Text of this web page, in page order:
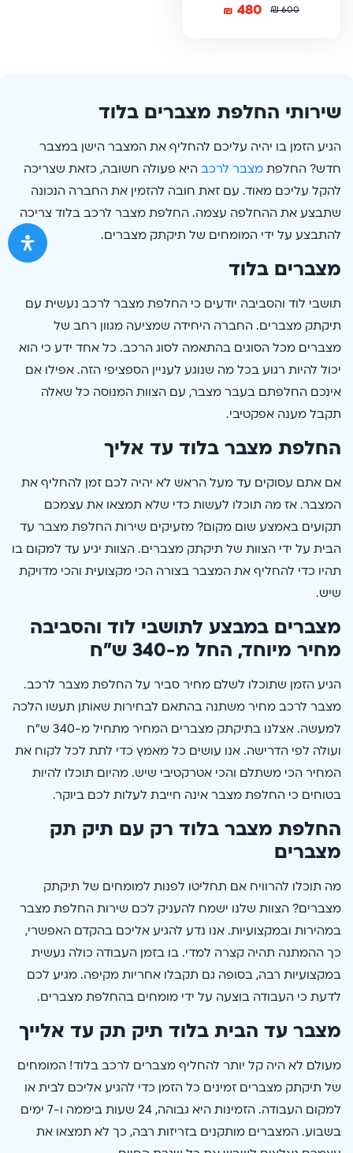
600
₪
480
₪
שירותי החלפת מצברים בלוד
הגיע הזמן בו יהיה עליכם להחליף את המצבר הישן במצבר
חדש? החלפת מצבר לרכב היא פעולה חשובה, כזאת שצריכה
להקל עליכם מאוד. עם זאת חובה להזמין את החברה הנכונה
שתבצע את ההחלפה עצמה. החלפת מצבר לרכב בלוד צריכה
להתבצע על ידי המומחים של תיקתק מצברים.
מצברים בלוד
תושבי לוד והסביבה יודעים כי החלפת מצבר לרכב נעשית עם
תיקתק מצברים. החברה היחידה שמציעה מגוון רחב של
מצברים מכל הסוגים בהתאמה לסוג הרכב. כל אחד ידע כי הוא
יכול להיות רגוע בכל מה שנוגע לעניין הספציפי הזה. אפילו אם
אינכם החלפתם בעבר מצבר, עם הצוות המנוסה כל שאלה
תקבל מענה אפקטיבי.
החלפת מצבר בלוד עד אליך
אם אתם עסוקים עד מעל הראש לא יהיה לכם זמן להחליף את
המצבר. אז מה תוכלו לעשות כדי שלא תמצאו את עצמכם
תקועים באמצע שום מקום? מזעיקים שירות החלפת מצבר עד
הבית על ידי הצוות של תיקתק מצברים. הצוות יגיע עד למקום בו
תהיו כדי להחליף את המצבר בצורה הכי מקצועית והכי מדויקת
שיש.
מצברים במבצע לתושבי לוד והסביבה
מחיר מיוחד, החל מ-340 ש”ח
הגיע הזמן שתוכלו לשלם מחיר סביר על החלפת מצבר לרכב.
מצבר לרכב מחיר משתנה בהתאם לבחירות שאותן תעשו הלכה
למעשה. אצלנו בתיקתק מצברים המחיר מתחיל מ-340 ש”ח
ועולה לפי הדרישה. אנו עושים כל מאמץ כדי לתת לכל לקוח את
המחיר הכי משתלם והכי אטרקטיבי שיש. מהיום תוכלו להיות
בטוחים כי החלפת מצבר אינה חייבת לעלות לכם ביוקר.
החלפת מצבר בלוד רק עם תיק תק
מצברים
מה תוכלו להרוויח אם תחליטו לפנות למומחים של תיקתק
מצברים? הצוות שלנו ישמח להעניק לכם שירות החלפת מצבר
במהירות ובמקצועיות. אנו נדע להגיע אליכם בהקדם האפשרי,
כך ההמתנה תהיה קצרה למדי. בו בזמן העבודה כולה נעשית
במקצועיות רבה, בסופה גם תקבלו אחריות מקיפה. מגיע לכם
לדעת כי העבודה בוצעה על ידי מומחים בהחלפת מצברים.
מצבר עד הבית בלוד תיק תק עד אלייך
מעולם לא היה קל יותר להחליף מצברים לרכב בלוד! המומחים
של תיקתק מצברים זמינים כל הזמן כדי להגיע אליכם לבית או
למקום העבודה. הזמינות היא גבוהה, 24 שעות ביממה ו-7 ימים
בשבוע. המצברים מותקנים בזריזות רבה, כך לא תמצאו את